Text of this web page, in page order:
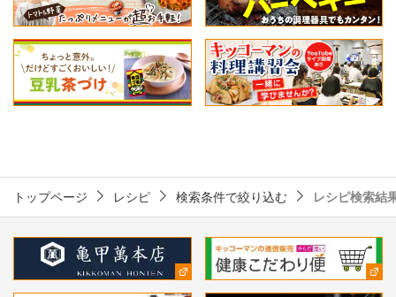
トップページ レシピ 検索条件で絞り込む レシピ検索結